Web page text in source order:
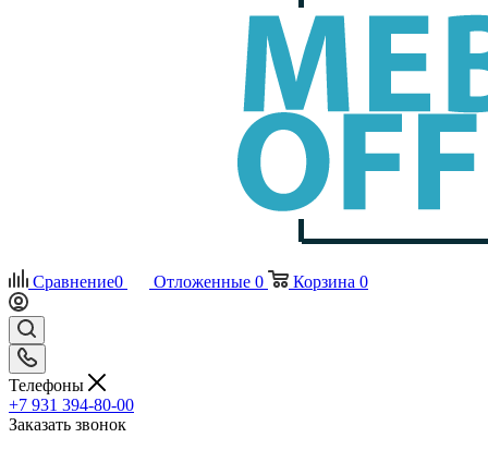
Сравнение0 Отложенные 0 Корзина 0
Телефоны
+7 931 394-80-00
Заказать звонок